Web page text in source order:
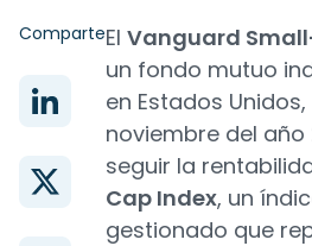
ComparteEl Vanguard
un fondo mutuo
en Estados
noviembre del año
seguir la
Cap Index, un
gestionado que